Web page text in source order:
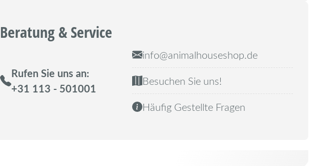
Beratung & Service
Rufen Sie uns an:
+31 113 - 501001
info@animalhouseshop.de
Besuchen Sie uns!
Häufig Gestellte Fragen